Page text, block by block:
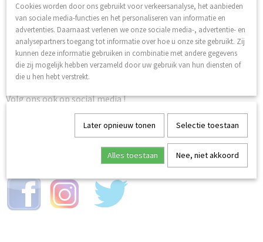
Zoekresultaten
Volg ons ook op social media !
Er komen geregeld
leuke win actie's voorbij op onze social media kanalen
Cookies worden door ons gebruikt voor verkeersanalyse, het aanbieden
van sociale media-functies en het personaliseren van informatie en
advertenties. Daarnaast verlenen we onze sociale media-, advertentie- en
analysepartners toegang tot informatie over hoe u onze site gebruikt. Zij
kunnen deze informatie gebruiken in combinatie met andere gegevens
die zij mogelijk hebben verzameld door uw gebruik van hun diensten of
die u hen hebt verstrekt.
Later opnieuw tonen Selectie toestaan
Alles toestaan Nee, niet akkoord